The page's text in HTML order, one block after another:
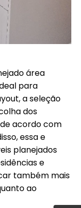
área
para
a seleção
dos
acordo com
essa e
planejados
e
também mais
ao